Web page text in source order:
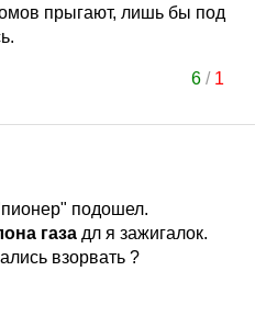
прыгают, лишь бы под
6/ 1
подошел.
газа дл я зажигалок.
взорвать ?